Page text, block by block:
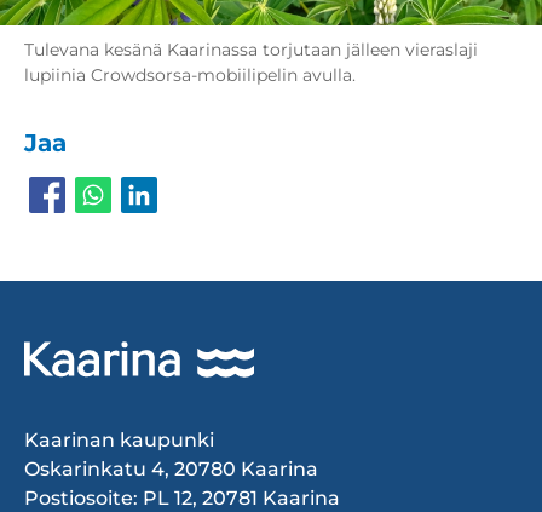
Tulevana kesänä Kaarinassa torjutaan jälleen vieraslaji
lupiinia Crowdsorsa-mobiilipelin avulla.
Jaa
Kaarinan kaupunki
Oskarinkatu 4, 20780 Kaarina
Postiosoite: PL 12, 20781 Kaarina